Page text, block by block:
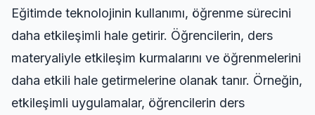
Eğitimde teknolojinin kullanımı, öğrenme sürecini
daha etkileşimli hale getirir. Öğrencilerin, ders
materyaliyle etkileşim kurmalarını ve öğrenmelerini
daha etkili hale getirmelerine olanak tanır. Örneğin,
etkileşimli uygulamalar, öğrencilerin ders